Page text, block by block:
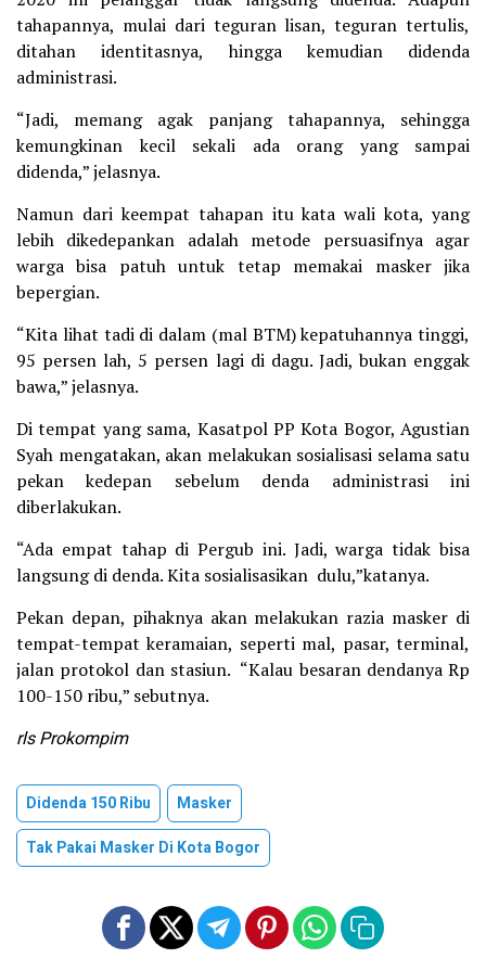
tahapannya, mulai dari teguran lisan, teguran tertulis,
ditahan identitasnya, hingga kemudian didenda
administrasi.
“Jadi, memang agak panjang tahapannya, sehingga
kemungkinan kecil sekali ada orang yang sampai
didenda,” jelasnya.
Namun dari keempat tahapan itu kata wali kota, yang
lebih dikedepankan adalah metode persuasifnya agar
warga bisa patuh untuk tetap memakai masker jika
bepergian.
“Kita lihat tadi di dalam (mal BTM) kepatuhannya tinggi,
95 persen lah, 5 persen lagi di dagu. Jadi, bukan enggak
bawa,” jelasnya.
Di tempat yang sama, Kasatpol PP Kota Bogor, Agustian
Syah mengatakan, akan melakukan sosialisasi selama satu
pekan kedepan sebelum denda administrasi ini
diberlakukan.
“Ada empat tahap di Pergub ini. Jadi, warga tidak bisa
langsung di denda. Kita sosialisasikan dulu,”katanya.
Pekan depan, pihaknya akan melakukan razia masker di
tempat-tempat keramaian, seperti mal, pasar, terminal,
jalan protokol dan stasiun. “Kalau besaran dendanya Rp
100-150 ribu,” sebutnya.
rls Prokompim
Didenda 150 Ribu
Masker
Tak Pakai Masker Di Kota Bogor